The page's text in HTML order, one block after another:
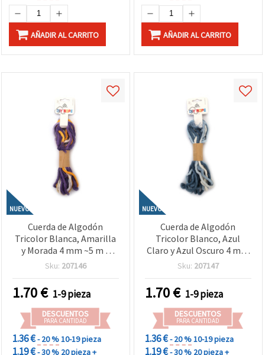
AÑADIR AL CARRITO AÑADIR AL CARRITO
NUEVO
Cuerda de Algodón
Tricolor Blanca, Amarilla
y Morada 4 mm ~5 m –
Ideal para Macramé,
Creativas
Sku: 207146
1.70€ 1-9 pieza
DESCUENTOS
PARA CANTIDAD
1.36 €- 20 %10-19 pieza
1.19 €- 30 % 20 pieza +
NUEVO
Cuerda de Algodón
Tricolor Blanco, Azul
Claro y Azul Oscuro 4 mm
~5 m – Ideal para
Manualidades DIY
Creativas
Sku: 207147
1.70€ 1-9 pieza
DESCUENTOS
PARA CANTIDAD
1.36 €- 20 %10-19 pieza
1.19 €- 30 % 20 pieza +